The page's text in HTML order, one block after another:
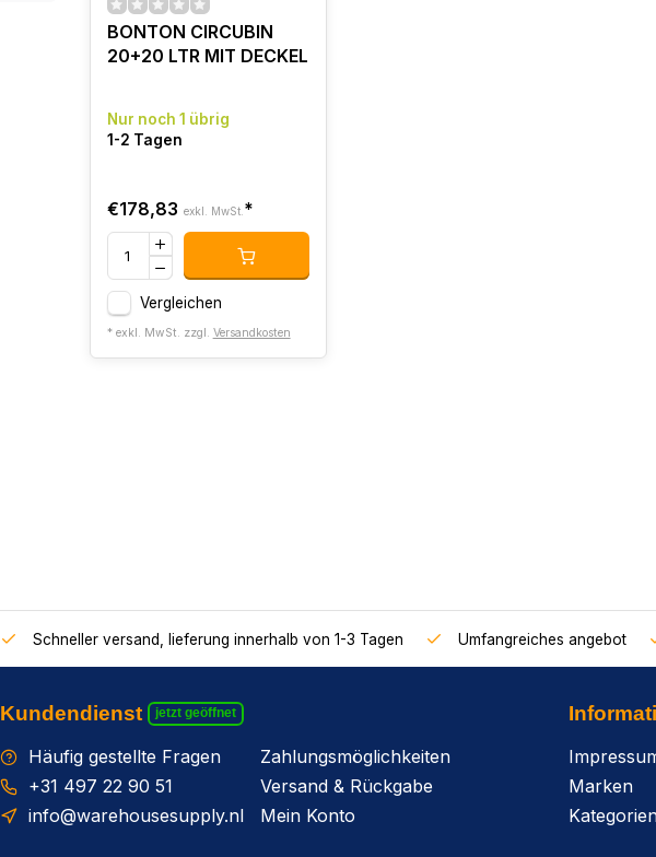
BONTON CIRCUBIN
20+20 LTR MIT DECKEL
Nur noch 1 übrig
1-2 Tagen
€178,83 exkl. MwSt. *
Vergleichen
* exkl. MwSt. zzgl. Versandkosten
Schneller versand, lieferung innerhalb von 1-3 Tagen Umfangreiches angebot
Kundendienst jetzt geöffnet
Häufig gestellte Fragen
+31 497 22 90 51
info@warehousesupply.nl
Zahlungsmöglichkeiten
Versand & Rückgabe
Mein Konto
Marken